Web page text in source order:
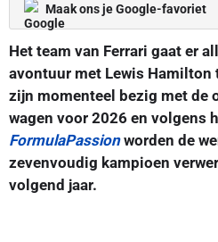
Maak ons je Google-favoriet
Het team van Ferrari gaat er
avontuur met Lewis Hamilton
zijn momenteel bezig met de
wagen voor 2026 en volgens
FormulaPassionworden de
zevenvoudig kampioen
volgend jaar.